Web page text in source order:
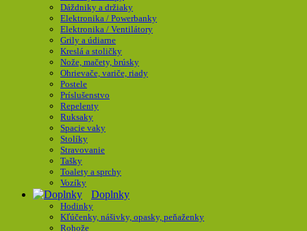
Dáždniky a držiaky
Elektronika / Powerbanky
Elektronika / Ventilátory
Grily a údiarne
Kreslá a stoličky
Nože, mačety, brúsky
Ohrievače, variče, riady
Postele
Príslušenstvo
Repelenty
Ruksaky
Spacie vaky
Stolíky
Stravovanie
Tašky
Toalety a sprchy
Vozíky
Doplnky
Hodinky
Kľúčenky, nášivky, opasky, peňaženky
Rohože